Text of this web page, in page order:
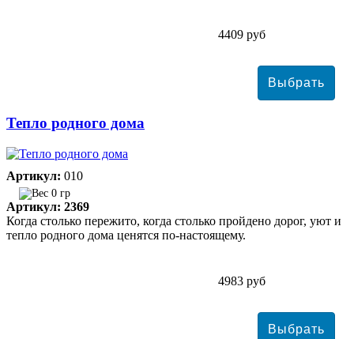
4409 руб
Тепло родного дома
Артикул: 010
0 гр
Артикул: 2369
Когда столько пережито, когда столько пройдено дорог, уют и
тепло родного дома ценятся по-настоящему.
4983 руб